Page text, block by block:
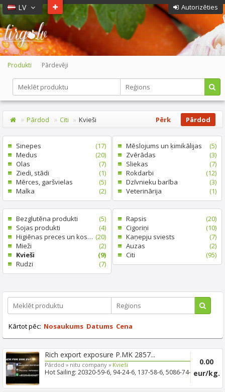
Autorizēties
LV
Produkti Pārdevēji
Pārdod Citi Kvieši Pārdod
Pērk
Sinepes
(17)
Medus
(20)
Olas
(7)
Ziedi, stādi
(1)
Mērces, garšvielas
(5)
Malka
(2)
Mēslojums un ķimikālijas
(5)
Zvērādas
(3)
Sliekas
(7)
Rokdarbi
(12)
Dzīvnieku barība
(3)
Veterinārija
(1)
Bezglutēna produkti
(5)
Sojas produkti
(4)
Higiēnas preces un kosmētika (20)
Mieži
(2)
Kvieši
(9)
Rudzi
(7)
Rapsis
(20)
Cigoriņi
(10)
Kaņepju sviests
(7)
Auzas
(2)
Citi
(95)
Kārtot pēc: Nosaukums Datums Cena
Rich export exposure P.MK 2857...
Pārdod » nitu company » Kvieši
Hot Sailing: 20320-59-6, 94-24-6, 137-58-6, 5086-74-8,
0.00
eur/kg.